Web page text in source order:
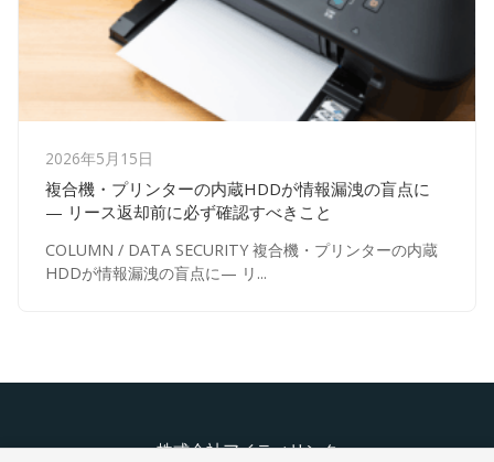
2026年5月15日
複合機・プリンターの内蔵HDDが情報漏洩の盲点に
— リース返却前に必ず確認すべきこと
COLUMN / DATA SECURITY 複合機・プリンターの内蔵
HDDが情報漏洩の盲点に— リ...
株式会社アイティリンク